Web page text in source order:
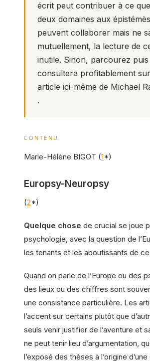
écrit peut contribuer à ce
deux domaines aux
peuvent collaborer mais ne
mutuellement, la lecture de
inutile. Sinon, parcourez
consultera profitablement
article ici-même de Michael
.
CONTENU
Marie-Hélène BIGOT (1*)
Europsy-Neuropsy
(2*)
Quelque chose de crucial se joue
psychologie, avec la question de
les tenants et les aboutissants de
Quand on parle de l’Europe ou des
des lieux ou des chiffres sont
une consistance particulière. Les
l’accent sur certains plutôt que
seuls venir justifier de l’aventure et
ne peut tenir lieu d’argumentation,
l’exposé des thèses à l’origine